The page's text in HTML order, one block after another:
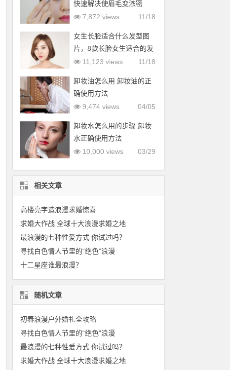
快速解决使眉毛变浓密
11/18
7,872 views
女生长脸适合什么发型图
片，8款长脸女生适合的发
型
11/18
11,123 views
卸妆油怎么用 卸妆油的正
确使用方法
04/05
9,474 views
卸妆水怎么用的步骤 卸妆
水正确使用方法
03/29
10,000 views
相关文章
高楼亮字造浪漫求婚惊喜
求婚大作战 全球十大浪漫求婚之地
最浪漫的七种性爱方式 你试过吗？
寻找白色情人节里的“绝色”浪漫
十二星座谁最浪漫？
随机文章
初春浪漫户外婚礼全攻略
寻找白色情人节里的“绝色”浪漫
最浪漫的七种性爱方式 你试过吗？
求婚大作战 全球十大浪漫求婚之地